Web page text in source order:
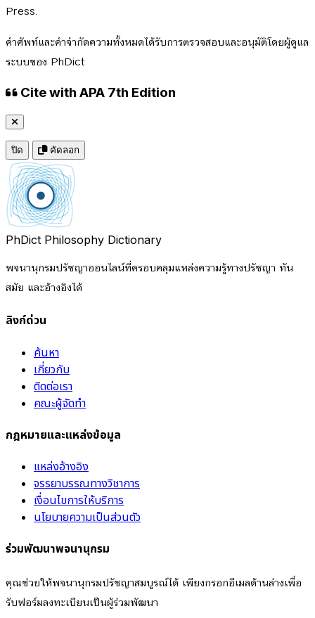
Press.
คำศัพท์และคำจำกัดความทั้งหมดได้รับการตรวจสอบและอนุมัติโดยผู้ดูแล
ระบบของ PhDict
Cite with APA 7th Edition
ปิด คัดลอก
PhDict Philosophy Dictionary
พจนานุกรมปรัชญาออนไลน์ที่ครอบคลุมแหล่งความรู้ทางปรัชญา ทัน
สมัย และอ้างอิงได้
ลิงก์ด่วน
ค้นหา
เกี่ยวกับ
ติดต่อเรา
คณะผู้จัดทำ
กฎหมายและแหล่งข้อมูล
แหล่งอ้างอิง
จรรยาบรรณทางวิชาการ
เงื่อนไขการให้บริการ
นโยบายความเป็นส่วนตัว
ร่วมพัฒนาพจนานุกรม
คุณช่วยให้พจนานุกรมปรัชญาสมบูรณ์ได้ เพียงกรอกอีเมลด้านล่างเพื่อ
รับฟอร์มลงทะเบียนเป็นผู้ร่วมพัฒนา